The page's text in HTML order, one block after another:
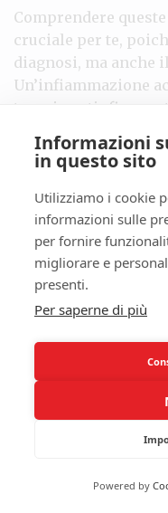
Comprendere
cruciale per te,
diagnosi, ma anche il
Un’infiammazione
terapia
termine che può
potenziamento
questione di
radicate del
Differenze
A livello
infiammatorie e
modi distinti. Se tu
i sintomi spesso
invalidante nella
tipo di dolore è
che il dolore
arrossamenti o
Informazioni
in questo sito
Utilizziamo i cookie
informazioni sulle
per fornire
migliorare e
presenti.
Per saperne di più
Powered by